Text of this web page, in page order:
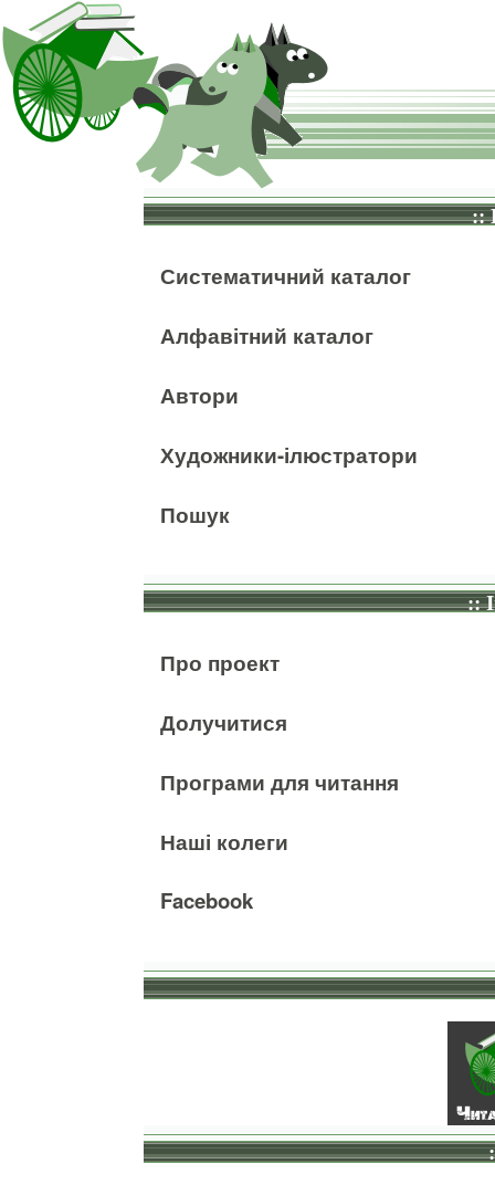
::
Систематичний каталог
Алфавітний каталог
Автори
Художники-ілюстратори
Пошук
::
Про проект
Долучитися
Програми для читання
Наші колеги
Facebook